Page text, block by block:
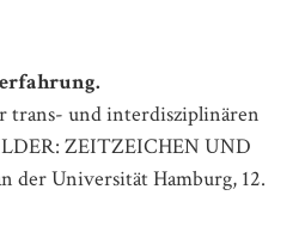
trans- und interdisziplinären
ZEITZEICHEN UND
der Universität Hamburg, 12.